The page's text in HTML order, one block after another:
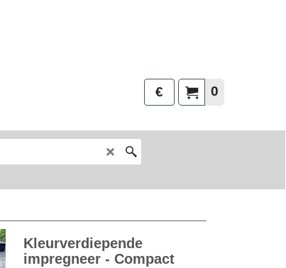
0
€
Kleurverdiepende
impregneer - Compact